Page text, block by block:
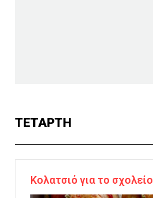
ΤΕΤΑΡΤΗ
Κολατσιό για το σχολείο